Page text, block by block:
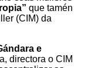
que tamén
(CIM) da
e
directora o CIM